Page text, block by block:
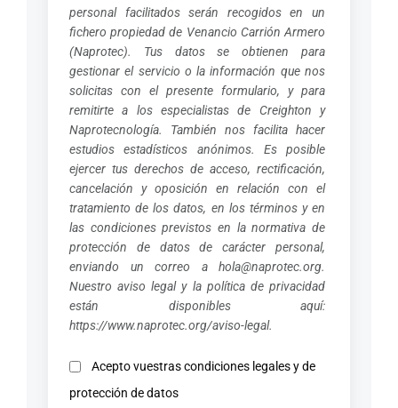
personal facilitados serán recogidos en un
fichero propiedad de Venancio Carrión Armero
(Naprotec). Tus datos se obtienen para
gestionar el servicio o la información que nos
solicitas con el presente formulario, y para
remitirte a los especialistas de Creighton y
Naprotecnología. También nos facilita hacer
estudios estadísticos anónimos. Es posible
ejercer tus derechos de acceso, rectificación,
cancelación y oposición en relación con el
tratamiento de los datos, en los términos y en
las condiciones previstos en la normativa de
protección de datos de carácter personal,
enviando un correo a hola@naprotec.org.
Nuestro aviso legal y la política de privacidad
están disponibles aquí:
https://www.naprotec.org/aviso-legal.
Acepto vuestras condiciones legales y de
protección de datos